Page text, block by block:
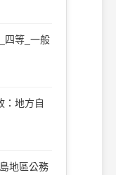
四等_一般
：地方自
地區公務